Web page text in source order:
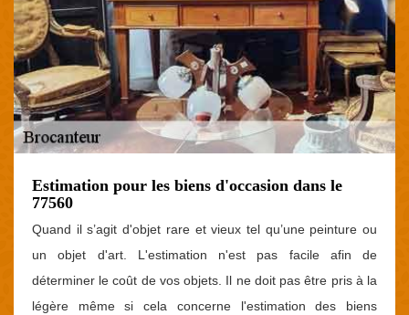
Estimation pour les biens d'occasion dans le
77560
Quand il s’agit d'objet rare et vieux tel qu’une peinture ou
un objet d'art. L'estimation n'est pas facile afin de
déterminer le coût de vos objets. Il ne doit pas être pris à la
légère même si cela concerne l'estimation des biens